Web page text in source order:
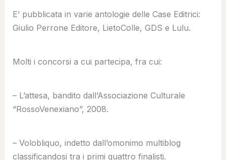
E’ pubblicata in varie antologie delle Case Editrici:
Giulio Perrone Editore, LietoColle, GDS e Lulu.
Molti i concorsi a cui partecipa, fra cui:
– L’attesa, bandito dall’Associazione Culturale
“RossoVenexiano”, 2008.
– Volobliquo, indetto dall’omonimo multiblog
classificandosi tra i primi quattro finalisti.